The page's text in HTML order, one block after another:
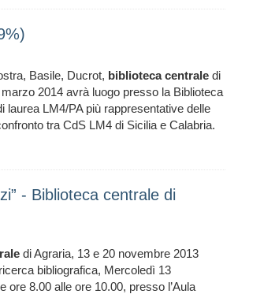
Basile, Ducrot, biblioteca centrale di
2014 avrà luogo presso la Biblioteca
laurea LM4/PA più rappresentative delle
tra CdS LM4 di Sicilia e Calabria.
- Biblioteca centrale di
di Agraria, 13 e 20 novembre 2013
bibliografica, Mercoledì 13
ore 8.00 alle ore 10.00, presso l’Aula